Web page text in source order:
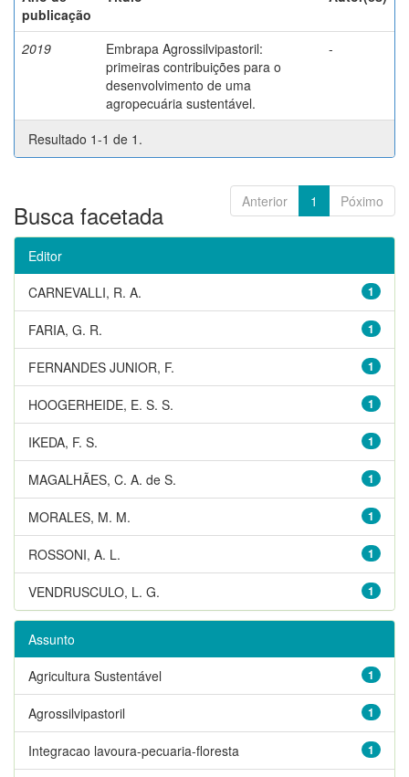
publicação
2019
Embrapa Agrossilvipastoril:
primeiras contribuições para o
desenvolvimento de uma
agropecuária sustentável.
-
Resultado 1-1 de 1.
Anterior 1 Póximo
Busca facetada
Editor
1
CARNEVALLI, R. A.
1
FARIA, G. R.
1
FERNANDES JUNIOR, F.
1
HOOGERHEIDE, E. S. S.
1
IKEDA, F. S.
1
MAGALHÃES, C. A. de S.
1
MORALES, M. M.
1
ROSSONI, A. L.
1
VENDRUSCULO, L. G.
Assunto
1
Agricultura Sustentável
1
Agrossilvipastoril
1
Integracao lavoura-pecuaria-floresta